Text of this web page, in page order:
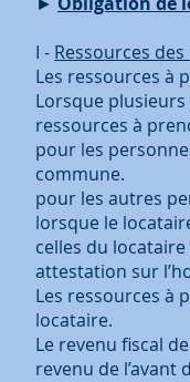
I - Ressources
Les ressources à
Lorsque
ressources à
pour les
commune.
pour les autres
lorsque le
celles du
attestation sur
Les ressources à
locataire.
Le revenu fiscal
revenu de